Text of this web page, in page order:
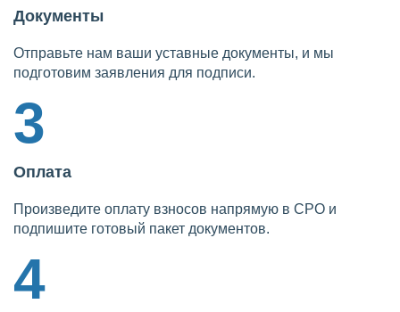
Документы
Отправьте нам ваши уставные документы, и мы
подготовим заявления для подписи.
3
Оплата
Произведите оплату взносов напрямую в СРО и
подпишите готовый пакет документов.
4